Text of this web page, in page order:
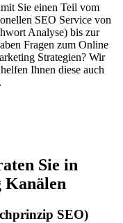
Sie einen Teil vom
SEO Service von
Analyse) bis zur
Fragen zum Online
Strategien? Wir
Ihnen diese auch
Sie in
Kanälen
SEO)